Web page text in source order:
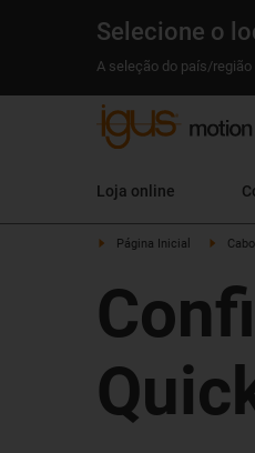
Selecione o
A seleção do país/
Loja online
Página Inicial